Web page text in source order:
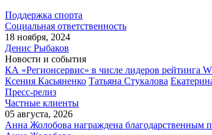
Поддержка спорта
Социальная ответственность
18 ноября, 2024
Денис Рыбаков
Новости и события
КА «Регионсервис» в числе лидеров рейтинга
Ксения Касьяненко Татьяна Стукалова
Пресс-релиз
Частные клиенты
05 августа, 2026
Анна Жолобова награждена